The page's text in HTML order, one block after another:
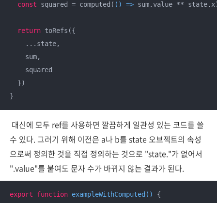
const squared = computed( () => sum.value **
return toRefs({
    ...state,
    sum,
    squared
  })
}
대신에 모두 ref를 사용하면 깔끔하게 일관성 있는 코드를 쓸
수 있다. 그러기 위해 이전은 a나 b를 state 오브젝트의 속성
으로써 정의한 것을 직접 정의하는 것으로 "state."가 없어서
".value"를 붙여도 문자 수가 바뀌지 않는 결과가 된다.
export function exampleWithComputed ( ) {